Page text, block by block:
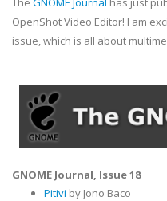
OpenShot Video Editor! I am
issue, which is all about
GNOME Journal, Issue 18
Pitivi by Jono Baco